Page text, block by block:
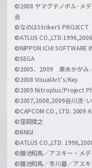
©2008 ヤマグチノボル･メ
会
©なのはStrikerS PROJECT
©ATLUS CO.,LTD.1996,2006
©NIPPON ICHI
©SEGA
©2005、2009 美水かがみ
©2008 VisualArt's/Key
©2009 Nitroplus/Project
©2007,2008,2009谷川流･
©CAPCOM CO., LTD. 2009
©窪岡俊之
©BNGI
©ATLUS CO.,LTD.
©鎌池和馬／アスキー・メデ
©鎌池和馬／冬川基／アスキ